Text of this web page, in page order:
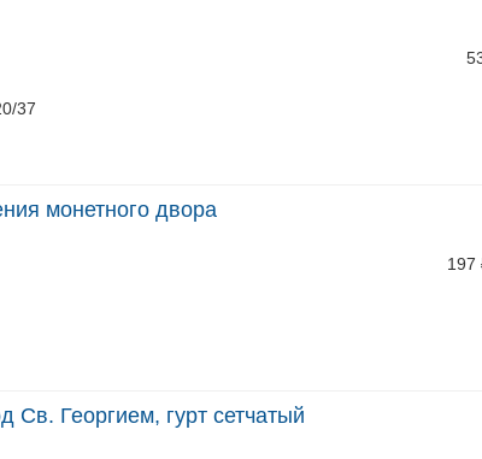
37
монетного двора
197
Св. Георгием, гурт сетчатый